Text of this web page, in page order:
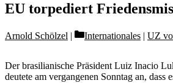
EU torpediert
Arnold Schölzel Categories
Internationales | UZ
Der brasilianische Präsident Luiz Inacio
deutete am vergangenen Sonntag an,